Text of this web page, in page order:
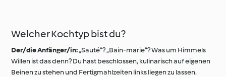
Welcher Kochtyp bist du?
Der/die Anfänger/in:„Sauté“? „Bain-marie“? Was um Himmels
Willen ist das denn? Du hast beschlossen, kulinarisch auf eigenen
Beinen zu stehen und Fertigmahlzeiten links liegen zu lassen.